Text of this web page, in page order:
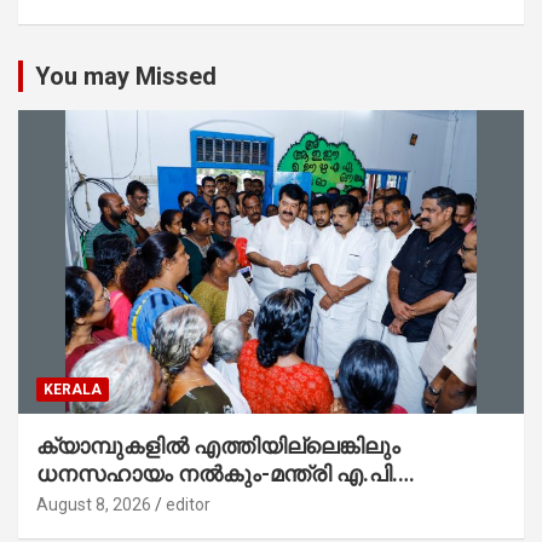
You may Missed
KERALA
ക്യാമ്പുകളിൽ എത്തിയില്ലെങ്കിലും
ധനസഹായം നൽകും-മന്ത്രി എ.പി.
അനിൽകുമാർ
August 8, 2026 editor